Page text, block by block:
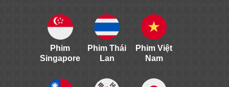
Phim
Singapore
Phim Thái
Lan
Phim Việt
Nam